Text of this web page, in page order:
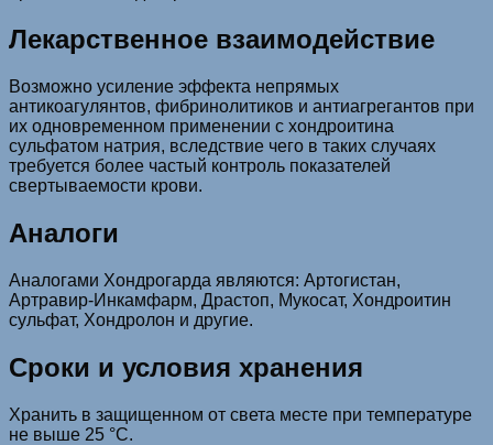
Лекарственное взаимодействие
Возможно усиление эффекта непрямых
антикоагулянтов, фибринолитиков и антиагрегантов при
их одновременном применении с хондроитина
сульфатом натрия, вследствие чего в таких случаях
требуется более частый контроль показателей
свертываемости крови.
Аналоги
Аналогами Хондрогарда являются: Артогистан,
Артравир-Инкамфарм, Драстоп, Мукосат, Хондроитин
сульфат, Хондролон и другие.
Сроки и условия хранения
Хранить в защищенном от света месте при температуре
не выше 25 °С.